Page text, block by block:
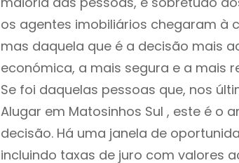
os agentes imobiliários chegaram à
mas daquela que é a decisão mais
económica, a mais segura e a mais
Se foi daquelas pessoas que, nos
Alugar em Matosinhos Sul , este é o
decisão. Há uma janela de
incluindo taxas de juro com valores